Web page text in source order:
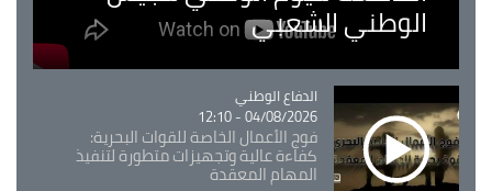
الوطني الشعبي
Catégorie
الدفاع الوطني
04/08/2026 - 12:10
فوج الأعمال الخاصة للقوات البحرية:
كفاءة عالية وتجهيزات متطورة لتنفيذ
المهام المعقدة